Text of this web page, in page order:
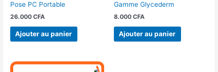
Pose PC Portable
26.000CFA
Ajouter au panier
Gamme Glycederm
8.000 CFA
Ajouter au panier